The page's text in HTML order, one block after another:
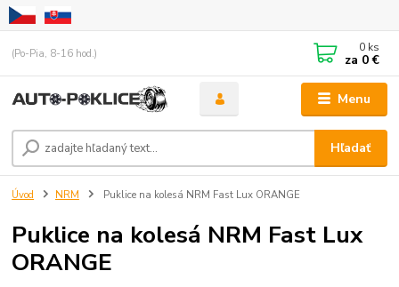
Menu
Hľadať
(Po-Pia, 8-16 hod.) 0 ks
za 0 €
Úvod NRM Puklice na kolesá NRM Fast Lux ORANGE
Puklice na kolesá NRM Fast Lux
ORANGE